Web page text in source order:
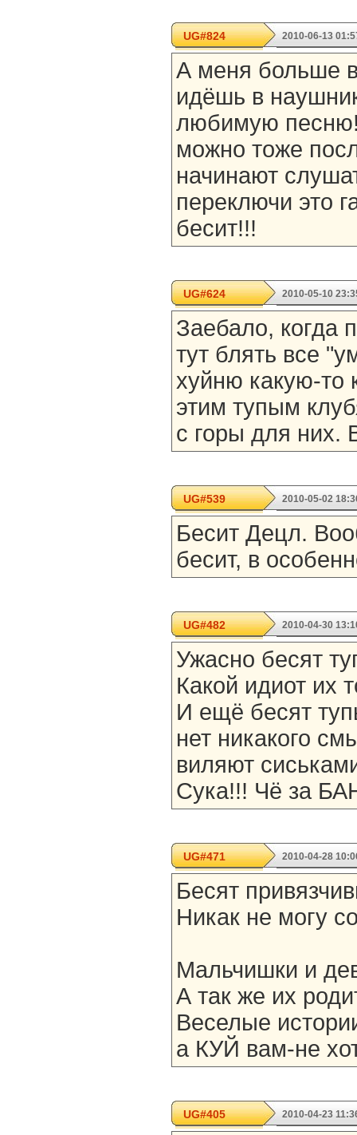
UG#824 2010-06-13
А меня больше
идёшь в
любимую
можно тоже
начинают
переключи это
бесит!!!
UG#624 2010-05-10
Заебало, когда
тут блять все
хуйню какую-то
этим тупым
с горы для них.
UG#539 2010-05-02
Бесит Децл.
бесит, в
UG#482 2010-04-30
Ужасно бесят
Какой идиот их
И ещё бесят
нет никакого
виляют
Сука!!! Чё за
UG#471 2010-04-28
Бесят
Никак не могу
Мальчишки и
А так же их
Веселые
а КУЙ вам-не
UG#405 2010-04-23